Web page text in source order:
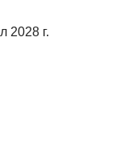
2028 г.